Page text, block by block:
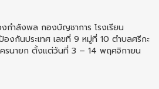
กําลังพล กองบัญชาการ โรงเรียน
องกันประเทศ เลขที่ 9 หมู่ที่ 10 ตําบลศรีกะ
รนายก ตั้งแต่วันที่ 3 – 14 พฤศจิกายน